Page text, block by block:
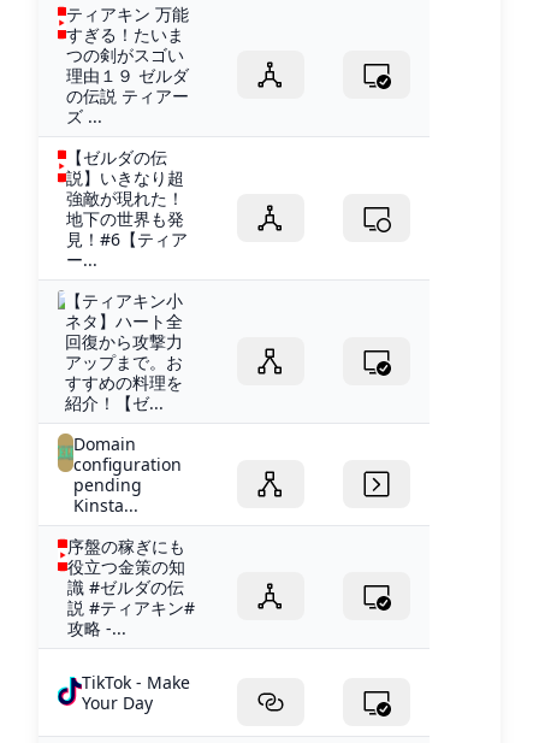
ティアキン 万能
すぎる！たいま
つの剣がスゴい
理由１９ ゼルダ
の伝説 ティアー
ズ ...
【ゼルダの伝
説】いきなり超
強敵が現れた！
地下の世界も発
見！#6【ティア
ー...
【ティアキン小
ネタ】ハート全
回復から攻撃力
アップまで。お
すすめの料理を
紹介！【ゼ...
Domain
configuration
pending
Kinsta...
序盤の稼ぎにも
役立つ金策の知
識 #ゼルダの伝
説 #ティアキン#
攻略 -...
TikTok - Make
Your Day